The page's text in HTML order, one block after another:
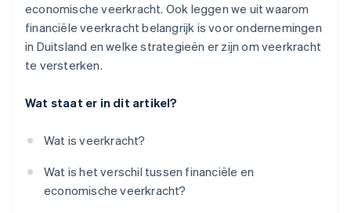
economische veerkracht. Ook leggen we uit waarom
financiële veerkracht belangrijk is voor ondernemingen
in Duitsland en welke strategieën er zijn om veerkracht
te versterken.
Wat staat er in dit artikel?
Wat is veerkracht?
Wat is het verschil tussen financiële en
economische veerkracht?